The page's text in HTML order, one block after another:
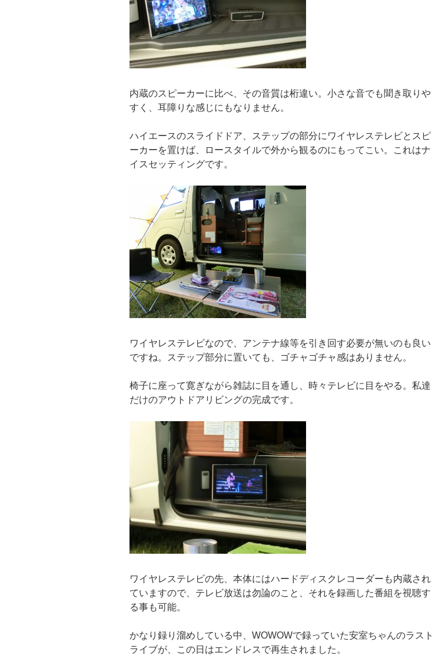
内蔵のスピーカーに比べ、その音質は桁違い。小さな音でも聞き取りや
すく、耳障りな感じにもなりません。
ハイエースのスライドドア、ステップの部分にワイヤレステレビとスピ
ーカーを置けば、ロースタイルで外から観るのにもってこい。これはナ
イスセッティングです。
ワイヤレステレビなので、アンテナ線等を引き回す必要が無いのも良い
ですね。ステップ部分に置いても、ゴチャゴチャ感はありません。
椅子に座って寛ぎながら雑誌に目を通し、時々テレビに目をやる。私達
だけのアウトドアリビングの完成です。
ワイヤレステレビの先、本体にはハードディスクレコーダーも内蔵され
ていますので、テレビ放送は勿論のこと、それを録画した番組を視聴す
る事も可能。
かなり録り溜めしている中、WOWOWで録っていた安室ちゃんのラスト
ライブが、この日はエンドレスで再生されました。